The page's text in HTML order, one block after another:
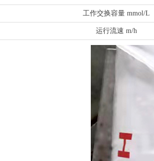
工作交换容量 mmol/L
运行流速 m/h